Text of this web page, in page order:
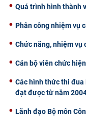
Quá trình hình thành
Phân công nhiệm vụ
Chức năng, nhiệm vụ
Cán bộ viên chức
Các hình thức thi đua
đạt được từ năm
Lãnh đạo Bộ môn